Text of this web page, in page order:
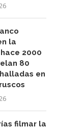
la
2000
80
en
filmar la